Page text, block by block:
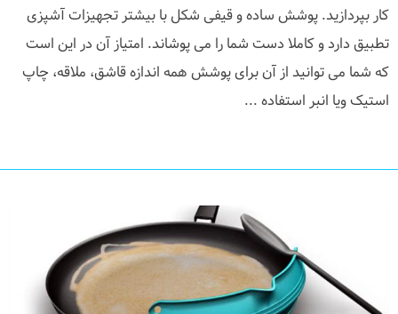
کار بپردازید. پوشش ساده و قیفی شکل با بیشتر تجهیزات آشپزی
تطبیق دارد و کاملا دست شما را می پوشاند. امتیاز آن در این است
که شما می توانید از آن برای پوشش همه اندازه قاشق، ملاقه، چاپ
استیک ویا انبر استفاده ...